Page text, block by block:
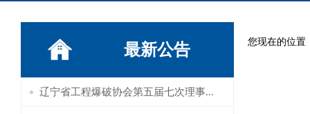
最新公告
辽宁省工程爆破协会第五届七次理事...
您现在的位置